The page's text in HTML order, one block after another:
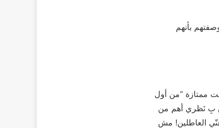
بأنهم
ممتازة “من أول
بِ نَظري أهم من
العاطلين! مش